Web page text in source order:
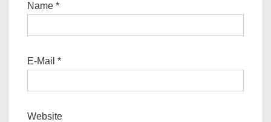
Name *
E-Mail *
Website